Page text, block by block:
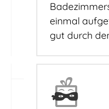
einmal
gut durch